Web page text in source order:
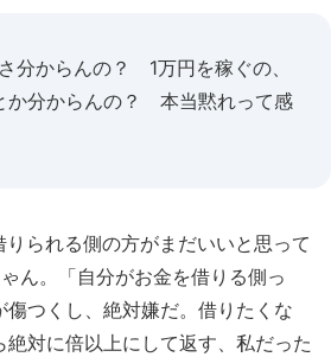
分からんの？ 1万円を稼ぐの、
か分からんの？ 本当黙れって感
られる側の方がまだいいと思って
ん。「自分がお金を借りる側っ
傷つくし、絶対嫌だ。借りたくな
対に倍以上にして返す、私だった